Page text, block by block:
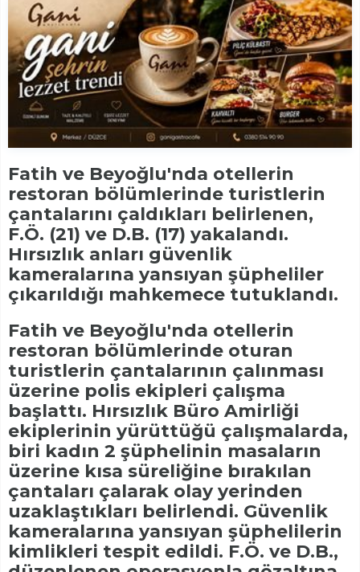
Fatih ve Beyoğlu'nda otellerin
restoran bölümlerinde turistlerin
çantalarını çaldıkları belirlenen,
F.Ö. (21) ve D.B. (17) yakalandı.
Hırsızlık anları güvenlik
kameralarına yansıyan şüpheliler
çıkarıldığı mahkemece tutuklandı.
Fatih ve Beyoğlu'nda otellerin
restoran bölümlerinde oturan
turistlerin çantalarının çalınması
üzerine polis ekipleri çalışma
başlattı. Hırsızlık Büro Amirliği
ekiplerinin yürüttüğü çalışmalarda,
biri kadın 2 şüphelinin masaların
üzerine kısa süreliğine bırakılan
çantaları çalarak olay yerinden
uzaklaştıkları belirlendi. Güvenlik
kameralarına yansıyan şüphelilerin
kimlikleri tespit edildi. F.Ö. ve D.B.,